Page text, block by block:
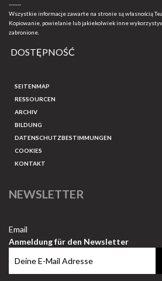
-------
Wszystkie informacje zawarte na stronie są własnością
Kopiowanie, powielanie lub jakiekolwiek inne
zabronione.
DOSTĘPNOŚĆ
SEITENMAP
RESSOURCEN
ARCHIV
BILDUNG
DATENSCHUTZBESTIMMUNGEN
COOKIES
KONTAKT
NEWSLETTER
Email
Anmeldung für den Newsletter